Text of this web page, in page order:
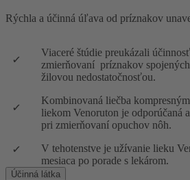
Rýchla a účinná úľava od príznakov
Viaceré štúdie preukázali
zmierňovaní príznakov
žilovou nedostatočnosťou.
Kombinovaná liečba
liekom Venoruton je odporúčaná
pri zmierňovaní opuchov nôh.
V tehotenstve je užívanie lieku
mesiaca po porade s lekárom.
Účinná látka